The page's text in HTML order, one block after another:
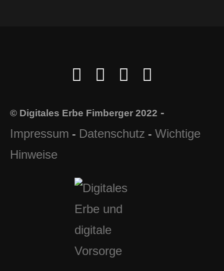
© Digitales Erbe Fimberger 2022 -
Impressum - Datenschutz - Wichtige
Hinweise